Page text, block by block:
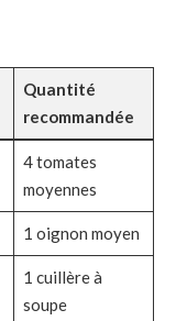
Quantité
recommandée
4 tomates
moyennes
1 oignon moyen
1 cuillère à
soupe